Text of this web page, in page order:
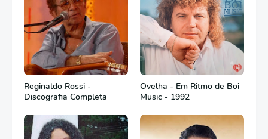
Reginaldo Rossi -
Discografia Completa
Ovelha - Em Ritmo de Boi
Music - 1992